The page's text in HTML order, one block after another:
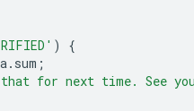
)
{
. sum ;
for next time. See